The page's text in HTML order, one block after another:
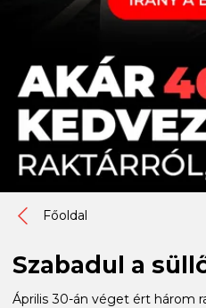
Főoldal
Szabadul a
Április 30-án véget ért három